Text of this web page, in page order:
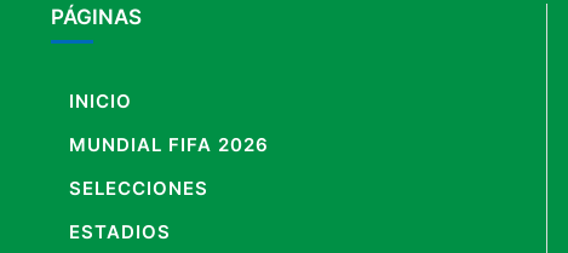
PÁGINAS
INICIO
MUNDIAL FIFA 2026
SELECCIONES
ESTADIOS